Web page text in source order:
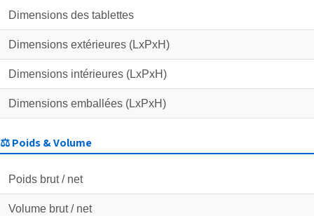
Dimensions des tablettes
Dimensions extérieures (LxPxH)
Dimensions intérieures (LxPxH)
Dimensions emballées (LxPxH)
⚖️ Poids & Volume
Poids brut / net
Volume brut / net